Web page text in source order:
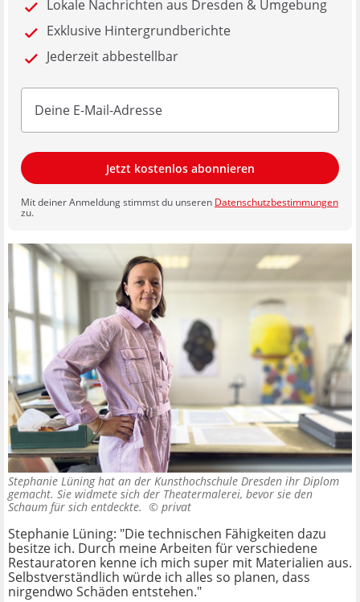
Lokale Nachrichten aus Dresden & Umgebung
Exklusive Hintergrundberichte
Jederzeit abbestellbar
Jetzt kostenlos abonnieren
Mit deiner Anmeldung stimmst du unseren Datenschutzbestimmungen
zu.
Stephanie Lüning hat an der Kunsthochschule Dresden ihr Diplom
gemacht. Sie widmete sich der Theatermalerei, bevor sie den
Schaum für sich entdeckte. © privat
Stephanie Lüning: "Die technischen Fähigkeiten dazu
besitze ich. Durch meine Arbeiten für verschiedene
Restauratoren kenne ich mich super mit Materialien aus.
Selbstverständlich würde ich alles so planen, dass
nirgendwo Schäden entstehen."